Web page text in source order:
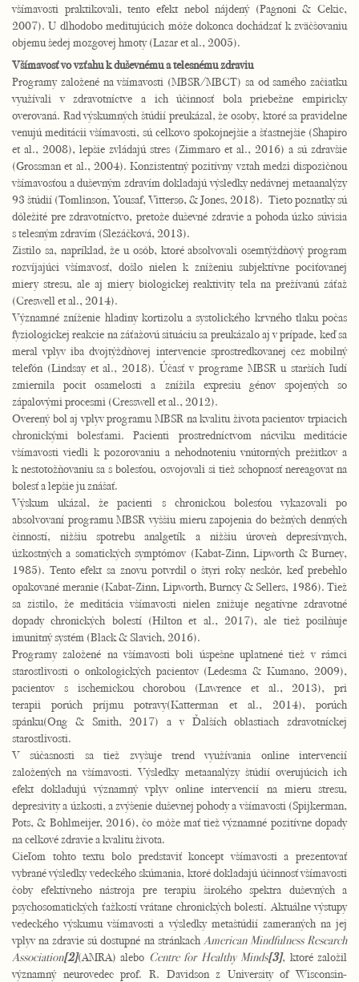
všímavosti praktikovali, tento efekt nebol nájdený (Pagnoni & Cekic,
2007). U dlhodobo meditujúcich môže dokonca dochádzať k zväčšovaniu
objemu šedej mozgovej hmoty (Lazar et al., 2005).
Všímavosť vo vzťahu k duševnému a telesnému zdraviu
Programy založené na všímavosti (MBSR/MBCT) sa od samého začiatku
využívali v zdravotníctve a ich účinnosť bola priebežne empiricky
overovaná. Rad výskumných štúdií preukázal, že osoby, ktoré sa pravidelne
venujú meditácii všímavosti, sú celkovo spokojnejšie a šťastnejšie (Shapiro
et al., 2008), lepšie zvládajú stres (Zimmaro et al., 2016) a sú zdravšie
(Grossman et al., 2004). Konzistentný pozitívny vztah medzi dispozičnou
všímavosťou a duševným zdravím dokladajú výsledky nedávnej metaanalýzy
93 štúdií (Tomlinson, Yousaf, Vittersø, & Jones, 2018). Tieto poznatky sú
dôležité pre zdravotníctvo, pretože duševné zdravie a pohoda úzko súvisia
s telesným zdravím (Slezáčková, 2013).
Zistilo sa, napríklad, že u osôb, ktoré absolvovali osemtýždňový program
rozvíjajúci všímavosť, došlo nielen k zníženiu subjektívne pociťovanej
miery stresu, ale aj miery biologickej reaktivity tela na prežívanú záťaž
(Creswell et al., 2014).
Významné zníženie hladiny kortizolu a systolického krvného tlaku počas
fyziologickej reakcie na záťažovú situáciu sa preukázalo aj v prípade, keď sa
meral vplyv iba dvojtýždňovej intervencie sprostredkovanej cez mobilný
telefón (Lindsay et al., 2018). Účasť v programe MBSR u starších ľudí
zmiernila pocit osamelosti a znížila expresiu génov spojených so
zápalovými procesmi (Cresswell et al., 2012).
Overený bol aj vplyv programu MBSR na kvalitu života pacientov trpiacich
chronickými bolesťami. Pacienti prostredníctvom nácviku meditácie
všímavosti viedli k pozorovaniu a nehodnoteniu vnútorných prežitkov a
k nestotožňovaniu sa s bolesťou, osvojovali si tiež schopnosť nereagovat na
bolesť a lepšie ju znášať.
Výskum ukázal, že pacienti s chronickou bolesťou vykazovali po
absolvovaní programu MBSR vyššiu mieru zapojenia do bežných denných
činností, nižšiu spotrebu analgetík a nižšiu úroveň depresívnych,
úzkostných a somatických symptómov (Kabat-Zinn, Lipworth & Burney,
1985). Tento efekt sa znovu potvrdil o štyri roky neskôr, keď prebehlo
opakované meranie (Kabat-Zinn, Lipworth, Burncy & Sellers, 1986). Tiež
sa zistilo, že meditácia všímavosti nielen znižuje negatívne zdravotné
dopady chronických bolestí (Hilton et al., 2017), ale tiež posilňuje
imunitný systém (Black & Slavich, 2016).
Programy založené na všímavosti boli úspešne uplatnené tiež v rámci
starostlivosti o onkologických pacientov (Ledesma & Kumano, 2009),
pacientov s ischemickou chorobou (Lawrence et al., 2013), pri
terapii porúch príjmu potravy(Katterman et al., 2014), porúch
spánku(Ong & Smith, 2017) a v Ďalších oblastiach zdravotníckej
starostlivosti.
V súčasnosti sa tiež zvyšuje trend využívania online intervencií
založených na všímavosti. Výsledky metaanalýzy štúdií overujúcich ich
efekt dokladujú významný vplyv online intervencií na mieru stresu,
depresivity a úzkosti, a zvýšenie duševnej pohody a všímavosti (Spijkerman,
Pots, & Bohlmeijer, 2016), čo môže mať tiež významné pozitívne dopady
na celkové zdravie a kvalitu života.
Cieľom tohto textu bolo predstaviť koncept všímavosti a prezentovať
vybrané výsledky vedeckého skúmania, ktoré dokladajú účinnosť všímavosti
čoby efektívneho nástroja pre terapiu širokého spektra duševných a
psychosomatických ťažkostí vrátane chronických bolestí. Aktuálne výstupy
vedeckého výskumu všímavosti a výsledky metaštúdií zameraných na jej
vplyv na zdravie sú dostupné na stránkach American Mindfulness Research
Association[2](AMRA) alebo Centre for Healthy Minds[3], ktoré založil
významný neurovedec prof. R. Davidson z University of Wisconsin-